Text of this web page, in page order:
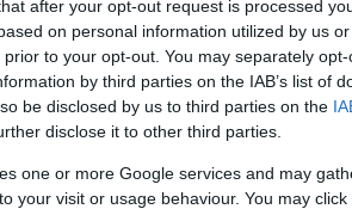
after your opt-out request is processed
on personal information utilized by us
to your opt-out. You may separately
by third parties on the IAB’s list of
be disclosed by us to third parties on the
disclose it to other third parties.
one or more Google services and may
your visit or usage behaviour. You may
Il massimo
(FIS), iCinque Grappoli
qualità nel panorama
decine di migliaia di
profondità e capacità di
tra le etichette che
e raffinatezza stilistica”.